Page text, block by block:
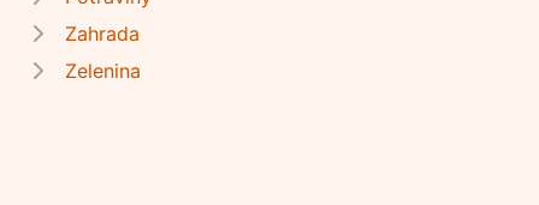
Zahrada
Zelenina